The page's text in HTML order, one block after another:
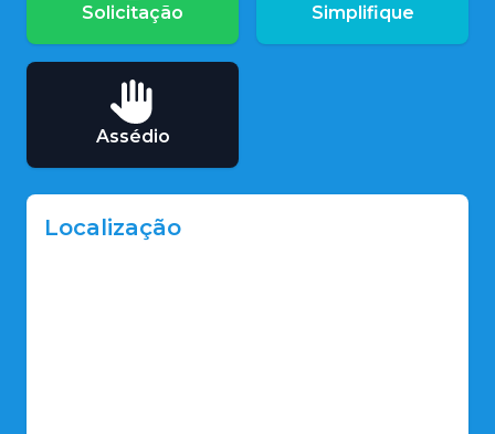
Solicitação Simplifique
Assédio
Localização